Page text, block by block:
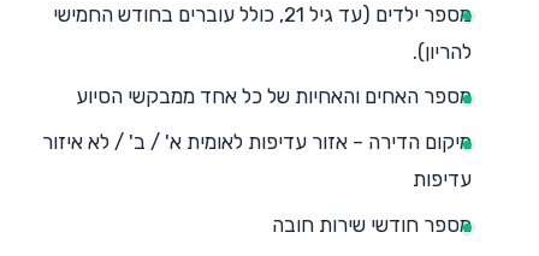
מספר ילדים (עד גיל 21, כולל עוברים בחודש החמישי
להריון).
מספר האחים והאחיות של כל אחד ממבקשי הסיוע
מיקום הדירה – אזור עדיפות לאומית א' / ב' / לא איזור
עדיפות
מספר חודשי שירות חובה